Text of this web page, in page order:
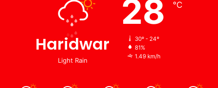
Haridwar
Light Rain
28 ℃
30º - 24º
81%
1.49 km/h